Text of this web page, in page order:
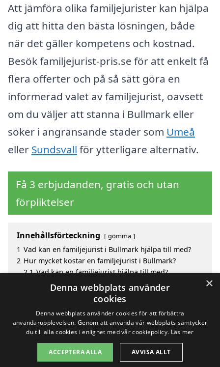
Att jämföra olika familjejurister kan hjälpa
dig att hitta den bästa lösningen, både
när det gäller kompetens och kostnad.
Besök familjejurist-pris.se för att enkelt få
flera offerter och på så sätt göra en
informerad valet av familjejurist, oavsett
om du väljer att stanna i Bullmark eller
söker i angränsande städer som Umeå
eller Sundsvall för ytterligare alternativ.
Få 3 erbjudanden, gratis och utan
förpliktelser
Innehållsförteckning gömma
1 Vad kan en familjejurist i Bullmark hjälpa till med?
2 Hur mycket kostar en familjejurist i Bullmark?
2.1 Vad kan en familjejurist hjälpa till med?
Fördelar med att välja familjejurist i Bullmark
Sök efter en skicklig familjejurist i de omgivande
Copyright 2026 - Pilanto Aps
×
Denna webbplats använder
cookies
Denna webbplats använder cookies för att förbättra
användarupplevelsen. Genom att använda vår webbplats samtycker
du till alla cookies i enlighet med vår cookiepolicy. Läs mer
ACCEPTERA ALLA AVVISA ALLT